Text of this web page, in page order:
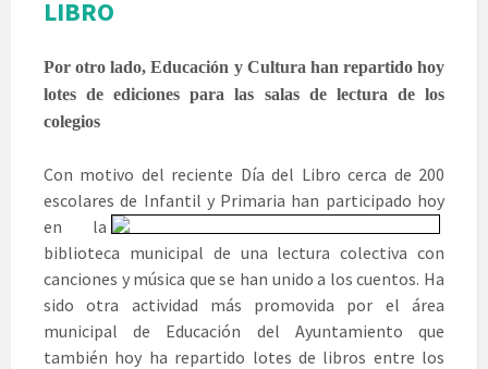
LIBRO
Por otro lado, Educación y Cultura han repartido hoy
lotes de ediciones para las salas de lectura de los
colegios
Con motivo del reciente Día del Libro cerca de 200
escolares de Infantil y Primaria han participado hoy
en la
biblioteca municipal de una lectura colectiva con
canciones y música que se han unido a los cuentos. Ha
sido otra actividad más promovida por el área
municipal de Educación del Ayuntamiento que
también hoy ha repartido lotes de libros entre los